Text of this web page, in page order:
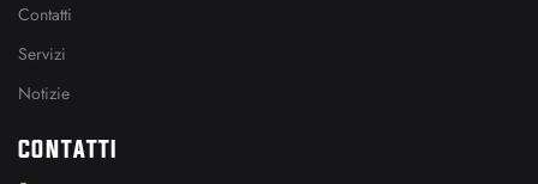
Contatti
Servizi
Notizie
CONTATTI